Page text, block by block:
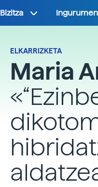
Bizitza
ELKARRIZKETA
Maria